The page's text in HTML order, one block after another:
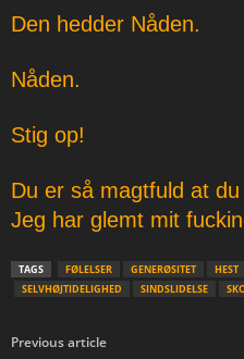
Den hedder Nåden.
Nåden.
Stig op!
Du er så magtfuld at
Jeg har glemt mit
TAGS FØLELSER GENERØSITET HEST
SELVHØJTIDELIGHED
SINDSLIDELSE
Previous article